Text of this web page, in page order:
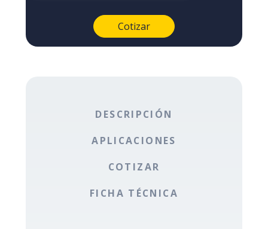
DESCRIPCIÓN
APLICACIONES
COTIZAR
FICHA TÉCNICA